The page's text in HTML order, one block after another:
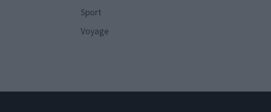
Sport
Voyage